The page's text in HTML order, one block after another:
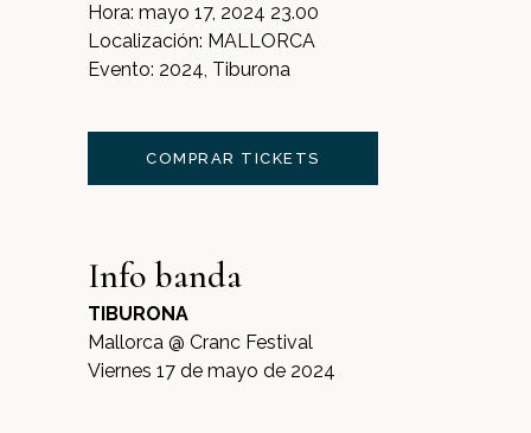
Hora: mayo 17, 2024 23.00
Localización: MALLORCA
Evento: 2024, Tiburona
COMPRAR TICKETS
Info banda
TIBURONA
Mallorca @ Cranc Festival
Viernes 17 de mayo de 2024